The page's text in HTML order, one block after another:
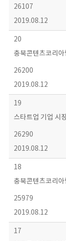
26107
2019.08.12
20
충북콘텐츠코리
26200
2019.08.12
19
스타트업 기업 시
26290
2019.08.12
18
충북콘텐츠코리
25979
2019.08.12
17